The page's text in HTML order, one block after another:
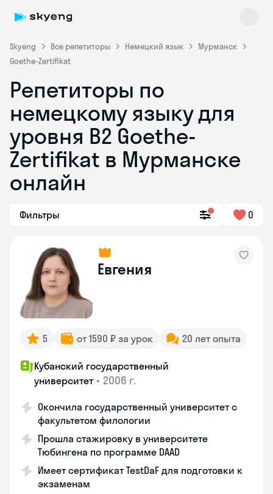
Skyeng Все репетиторы Немецкий язык
Мурманск
Goethe-Zertifikat
Репетиторы по
немецкому языку для
уровня B2 Goethe-
Zertifikat в Мурманске
онлайн
Фильтры 0
Евгения
5 от 1590 ₽ за урок 20 лет опыта
Кубанский государственный
университет • 2006 г.
Окончила государственный университет с
факультетом филологии
Прошла стажировку в университете
Тюбингена по программе DAAD
Имеет сертификат TestDaF для подготовки к
экзаменам
Skyeng Chat